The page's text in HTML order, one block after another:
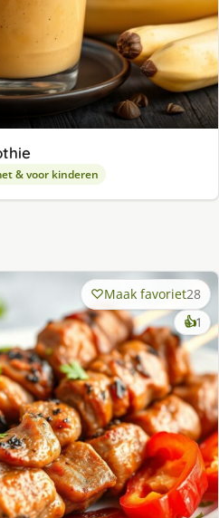
& voor kinderen
Maak favoriet28
👍1